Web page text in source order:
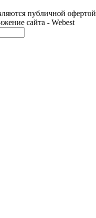
публичной офертой
сайта - Webest